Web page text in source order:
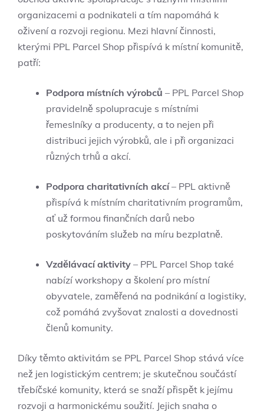
organizacemi a podnikateli a tím napomáhá k
oživení a rozvoji regionu. Mezi hlavní činnosti,
kterými PPL Parcel Shop přispívá k místní komunitě,
patří:
Podpora místních výrobců – PPL Parcel Shop
pravidelně spolupracuje s místními
řemeslníky a producenty, a to nejen při
distribuci jejich výrobků, ale i při organizaci
různých trhů a akcí.
Podpora charitativních akcí– PPL aktivně
přispívá k místním charitativním programům,
ať už formou finančních darů nebo
poskytováním služeb na míru bezplatně.
Vzdělávací aktivity – PPL Parcel Shop také
nabízí workshopy a školení pro místní
obyvatele, zaměřená na podnikání a logistiky,
což pomáhá zvyšovat znalosti a dovednosti
členů komunity.
Díky těmto aktivitám se PPL Parcel Shop stává více
než jen logistickým centrem; je skutečnou součástí
třebíčské komunity, která se snaží přispět k jejímu
rozvoji a harmonickému soužití. Jejich snaha o